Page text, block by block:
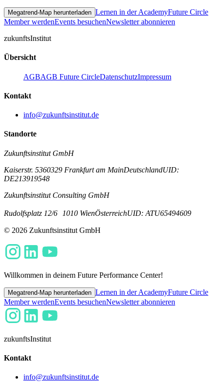
Megatrend-Map herunterladen Lernen in der AcademyFuture Circle
Member werdenEvents besuchenNewsletter abonnieren
zukunftsInstitut
Übersicht
AGBAGB Future CircleDatenschutzImpressum
Kontakt
info@zukunftsinstitut.de
Standorte
Zukunftsinstitut GmbH
Kaiserstr. 5360329 Frankfurt am MainDeutschlandUID:
DE213919548
Zukunftsinstitut Consulting GmbH
Rudolfsplatz 12/6 1010 WienÖsterreichUID: ATU65494609
© 2026 Zukunftsinstitut GmbH
Willkommen in deinem Future Performance Center!
Megatrend-Map herunterladen Lernen in der AcademyFuture Circle
Member werdenEvents besuchenNewsletter abonnieren
zukunftsInstitut
Kontakt
info@zukunftsinstitut.de